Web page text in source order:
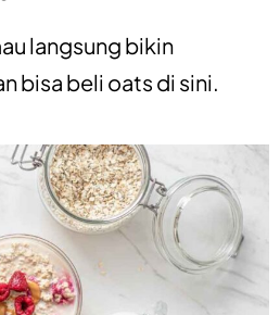
langsung bikin
bisa beli oatsdi sini.